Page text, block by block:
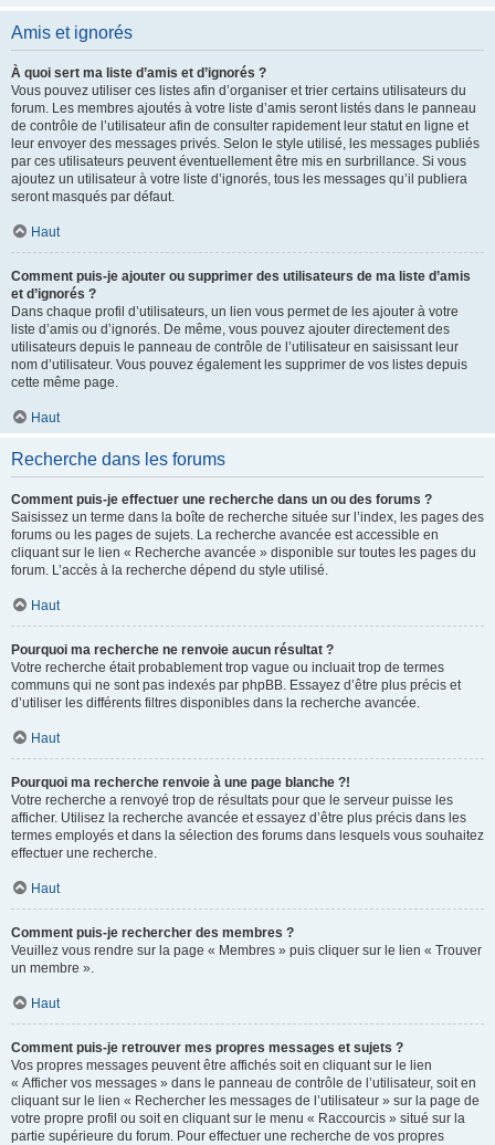
Amis et ignorés
À quoi sert ma liste d’amis et d’ignorés ?
Vous pouvez utiliser ces listes afin d’organiser et trier certains utilisateurs du
forum. Les membres ajoutés à votre liste d’amis seront listés dans le panneau
de contrôle de l’utilisateur afin de consulter rapidement leur statut en ligne et
leur envoyer des messages privés. Selon le style utilisé, les messages publiés
par ces utilisateurs peuvent éventuellement être mis en surbrillance. Si vous
ajoutez un utilisateur à votre liste d’ignorés, tous les messages qu’il publiera
seront masqués par défaut.
Haut
Comment puis-je ajouter ou supprimer des utilisateurs de ma liste d’amis
et d’ignorés ?
Dans chaque profil d’utilisateurs, un lien vous permet de les ajouter à votre
liste d’amis ou d’ignorés. De même, vous pouvez ajouter directement des
utilisateurs depuis le panneau de contrôle de l’utilisateur en saisissant leur
nom d’utilisateur. Vous pouvez également les supprimer de vos listes depuis
cette même page.
Haut
Recherche dans les forums
Comment puis-je effectuer une recherche dans un ou des forums ?
Saisissez un terme dans la boîte de recherche située sur l’index, les pages des
forums ou les pages de sujets. La recherche avancée est accessible en
cliquant sur le lien « Recherche avancée » disponible sur toutes les pages du
forum. L’accès à la recherche dépend du style utilisé.
Haut
Pourquoi ma recherche ne renvoie aucun résultat ?
Votre recherche était probablement trop vague ou incluait trop de termes
communs qui ne sont pas indexés par phpBB. Essayez d’être plus précis et
d’utiliser les différents filtres disponibles dans la recherche avancée.
Haut
Pourquoi ma recherche renvoie à une page blanche ?!
Votre recherche a renvoyé trop de résultats pour que le serveur puisse les
afficher. Utilisez la recherche avancée et essayez d’être plus précis dans les
termes employés et dans la sélection des forums dans lesquels vous souhaitez
effectuer une recherche.
Haut
Comment puis-je rechercher des membres ?
Veuillez vous rendre sur la page « Membres » puis cliquer sur le lien « Trouver
un membre ».
Haut
Comment puis-je retrouver mes propres messages et sujets ?
Vos propres messages peuvent être affichés soit en cliquant sur le lien
« Afficher vos messages » dans le panneau de contrôle de l’utilisateur, soit en
cliquant sur le lien « Rechercher les messages de l’utilisateur » sur la page de
votre propre profil ou soit en cliquant sur le menu « Raccourcis » situé sur la
partie supérieure du forum. Pour effectuer une recherche de vos propres